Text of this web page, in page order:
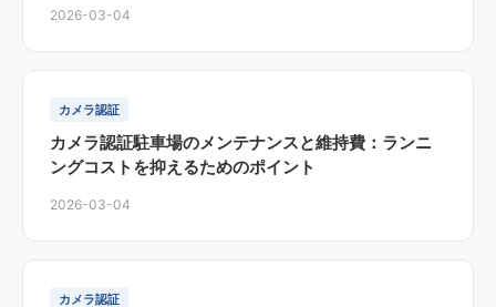
2026-03-04
カメラ認証
カメラ認証駐車場のメンテナンスと維持費：ランニ
ングコストを抑えるためのポイント
2026-03-04
カメラ認証